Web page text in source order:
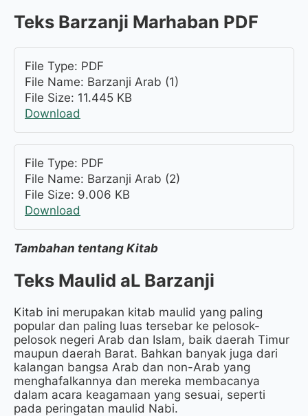
Teks Barzanji Marhaban PDF
Barzanji Arab (1)
11.445
Barzanji Arab (2)
9.006
Tambahan tentang Kitab
Teks Maulid aL Barzanji
Kitab ini merupakan kitab maulid yang paling
popular dan paling luas tersebar ke pelosok-
pelosok negeri Arab dan Islam, baik daerah Timur
maupun daerah Barat. Bahkan banyak juga dari
kalangan bangsa Arab dan non-Arab yang
menghafalkannya dan mereka membacanya
dalam acara keagamaan yang sesuai, seperti
pada peringatan maulid Nabi.